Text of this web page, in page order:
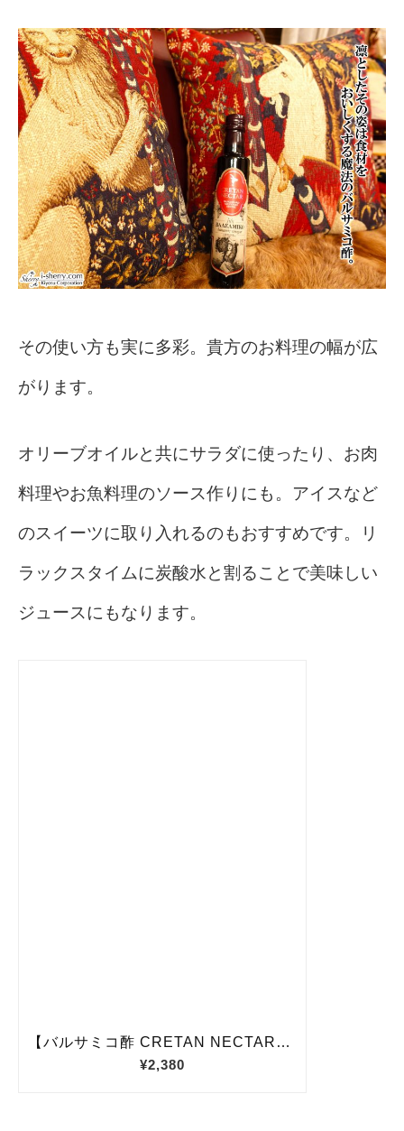
その使い方も実に多彩。貴方のお料理の幅が広
がります。
オリーブオイルと共にサラダに使ったり、お肉
料理やお魚料理のソース作りにも。アイスなど
のスイーツに取り入れるのもおすすめです。リ
ラックスタイムに炭酸水と割ることで美味しい
ジュースにもなります。